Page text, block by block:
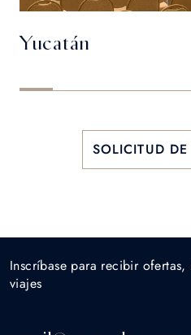
Yucatán
SOLICITUD DE
Inscríbase para recibir
viajes